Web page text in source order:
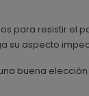
para resistir el
su aspecto
buena